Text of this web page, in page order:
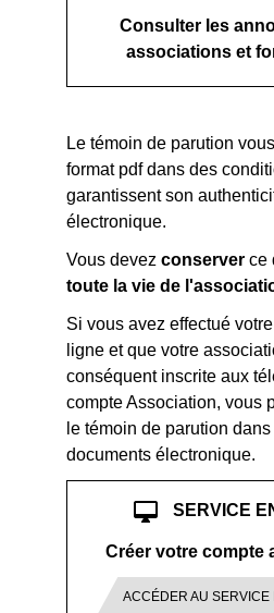
Consulter les
associations et
Le témoin de parution
format pdf dans des
garantissent son
électronique.
Vous devezconserver ce
toute la vie de
Si vous avez effectué
ligne et que votre
conséquent inscrite aux
compte Association, vous
le témoin de parution
documents électronique.
desktop_mac SERVICE
Créer votre compte
ACCÉDER AU SERVICE